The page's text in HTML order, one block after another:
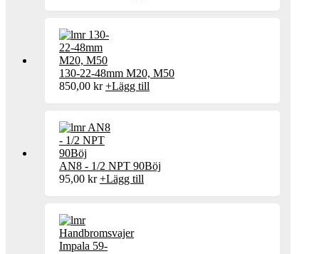
130-22-48mm M20, M50
850,00 kr +Lägg till
AN8 - 1/2 NPT 90Böj
95,00 kr +Lägg till